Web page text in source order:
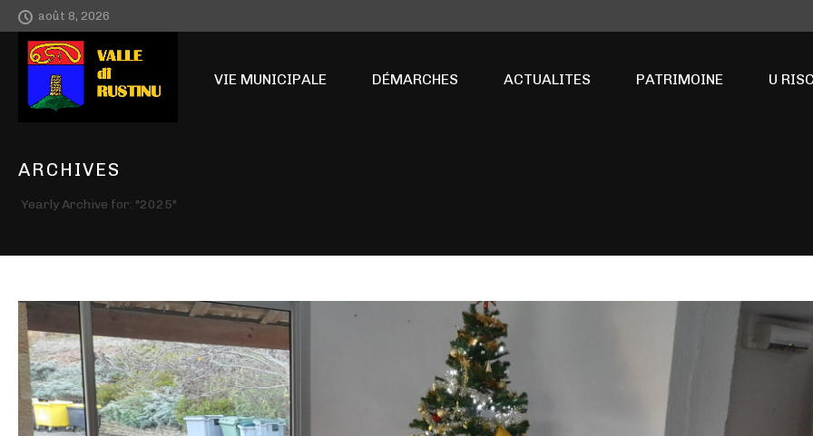
août 8, 2026
ACCUEIL VIE MUNICIPALE DÉMARCHES ACTUALITES PATRIMOINE U
ARCHIVES
Yearly Archive for: "2025"